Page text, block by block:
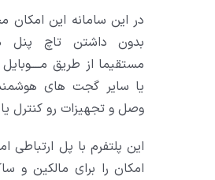
در این سامانه این
بدون داشتن تاچ پنل
مستقیما از طریق مــــوبایل
یا سایر گجت های
وصل و تجهیزات رو کنترل
این پلتفرم با پل ارتباطی
امکان را برای مالکین و